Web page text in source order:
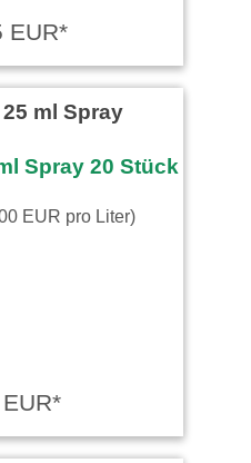
EUR*
ml Spray
EUR pro Liter)